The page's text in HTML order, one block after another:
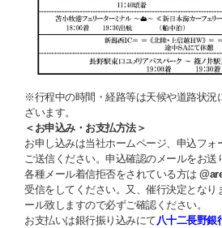
※行程中の時間・経路等は天候や道路状況
ざいます。
＜お申込み・お支払方法＞
お申し込みは当社ホームページ、申込フォ
ご送信ください。申込確認のメールをお送
各種メール着信拒否をされている方は
受信をしてください。又、催行決定となり
ール致しますので必ずご確認ください。
お支払いは銀行振り込みにて 八十二長野